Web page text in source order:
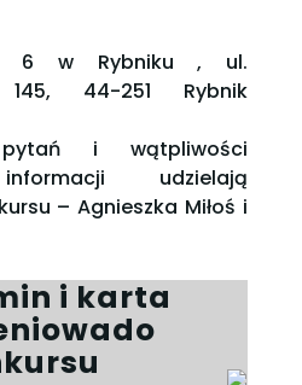
6 w Rybniku , ul.
145, 44-251 Rybnik
i wątpliwości
udzielają
– Agnieszka Miłoś i
i karta